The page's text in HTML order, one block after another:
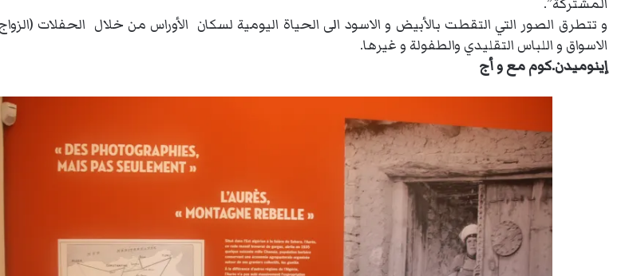
و تتطرق الصور التي التقطت بالأبيض و الاسود الى الحياة اليومية لسكان الأوراس من خلال الحفلات
الاسواق و اللباس التقليدي والطفولة و غيرها.
إينوميدن.كوم مع و أج